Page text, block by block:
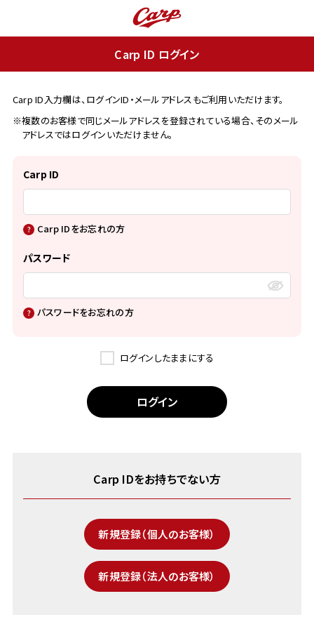
Carp ID ログイン
Carp ID入力欄は、ログインID・メールアドレスもご利用いただけます。
※複数のお客様で同じメールアドレスを登録されている場合、そのメール
アドレスではログインいただけません。
Carp ID
Carp IDをお忘れの方
パスワード
パスワードをお忘れの方
ログインしたままにする
Carp IDをお持ちでない方
新規登録（個人のお客様）
新規登録（法人のお客様）